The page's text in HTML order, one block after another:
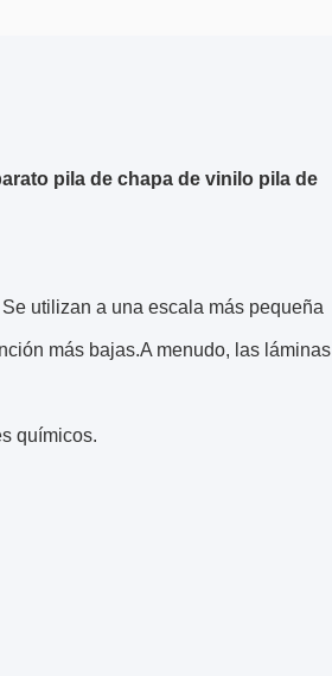
pila de chapa de vinilo pila de
utilizan a una escala más pequeña
más bajas.A menudo, las láminas
químicos.